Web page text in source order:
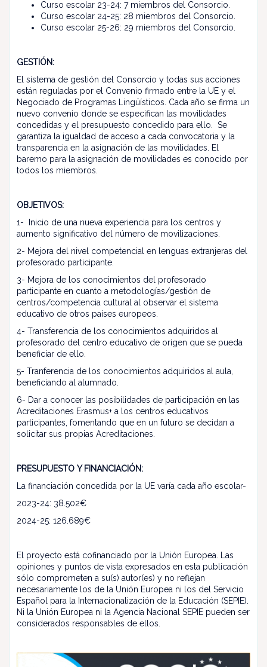
Curso escolar 23-24: 7 miembros del Consorcio.
Curso escolar 24-25: 28 miembros del Consorcio.
Curso escolar 25-26: 29 miembros del Consorcio.
GESTIÓN:
El sistema de gestión del Consorcio y todas sus acciones
están reguladas por el Convenio firmado entre la UE y el
Negociado de Programas Lingüísticos. Cada año se firma un
nuevo convenio donde se especifican las movilidades
concedidas y el presupuesto concedido para ello. Se
garantiza la igualdad de acceso a cada convocatoria y la
transparencia en la asignación de las movilidades. El
baremo para la asignación de movilidades es conocido por
todos los miembros.
OBJETIVOS:
1- Inicio de una nueva experiencia para los centros y
aumento significativo del número de movilizaciones.
2- Mejora del nivel competencial en lenguas extranjeras del
profesorado participante.
3- Mejora de los conocimientos del profesorado
participante en cuanto a metodologías/gestión de
centros/competencia cultural al observar el sistema
educativo de otros países europeos.
4- Transferencia de los conocimientos adquiridos al
profesorado del centro educativo de origen que se pueda
beneficiar de ello.
5- Tranferencia de los conocimientos adquiridos al aula,
beneficiando al alumnado.
6- Dar a conocer las posibilidades de participación en las
Acreditaciones Erasmus+ a los centros educativos
participantes, fomentando que en un futuro se decidan a
solicitar sus propias Acreditaciones.
PRESUPUESTO Y FINANCIACIÓN:
La financiación concedida por la UE varía cada año escolar-
2023-24: 38.502€
2024-25: 126.689€
El proyecto está cofinanciado por la Unión Europea. Las
opiniones y puntos de vista expresados en esta publicación
sólo comprometen a su(s) autor(es) y no reflejan
necesariamente los de la Unión Europea ni los del Servicio
Español para la Internacionalización de la Educación (SEPIE).
Ni la Unión Europea ni la Agencia Nacional SEPIE pueden ser
considerados responsables de ellos.